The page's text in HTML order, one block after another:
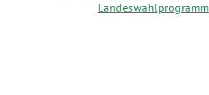
Landeswahlprogramm